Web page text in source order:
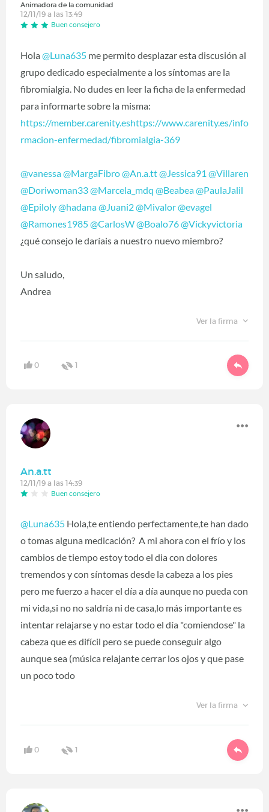
Animadora de la comunidad
12/11/19 a las 13:49
Buen consejero
Hola @Luna635 ‍ me permito desplazar esta discusión al
grupo dedicado especialmente a los síntomas are la
fibromialgia. No dudes en leer la ficha de la enfermedad
para informarte sobre la misma:
https://member.carenity.eshttps://www.carenity.es/info
rmacion-enfermedad/fibromialgia-369
@vanessa@MargaFibro@An.a.tt@Jessica91 @Villaren
@Doriwoman33@Marcela_mdq @Beabea@PaulaJalil
@Epiloly@hadana@Juani2@Mivalor@evagel
@Ramones1985@CarlosW@Boalo76@Vickyvictoria
¿qué consejo le daríais a nuestro nuevo miembro?
Un saludo,
Andrea
Ver la firma
0 1
An.a.tt
12/11/19 a las 14:39
Buen consejero
@Luna635 Hola,te entiendo perfectamente,te han dado
o tomas alguna medicación? A mi ahora con el frío y los
cambios de tiempo estoy todo el dia con dolores
tremendos y con síntomas desde la cabeza a los pies
pero me fuerzo a hacer el día a día aunque no pueda con
mi vida,si no no saldría ni de casa,lo más importante es
intentar relajarse y no estar todo el día "comiendose" la
cabeza que es difícil pero se puede conseguir algo
aunque sea (música relajante cerrar los ojos y que pase
un poco todo
Ver la firma
0 1